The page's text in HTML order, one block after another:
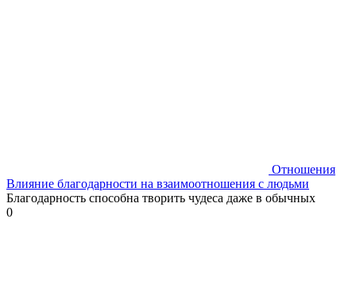
Отношения
Влияние благодарности на взаимоотношения с людьми
Благодарность способна творить чудеса даже в обычных
0